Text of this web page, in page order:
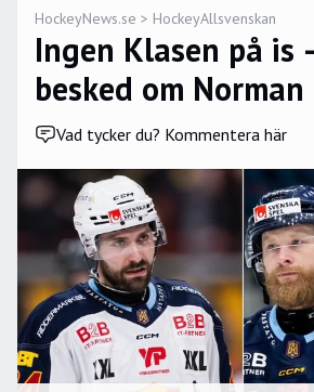
HockeyNews.se > HockeyAllsvenskan
Ingen Klasen på is
besked om Norman
Vad tycker du? Kommentera här